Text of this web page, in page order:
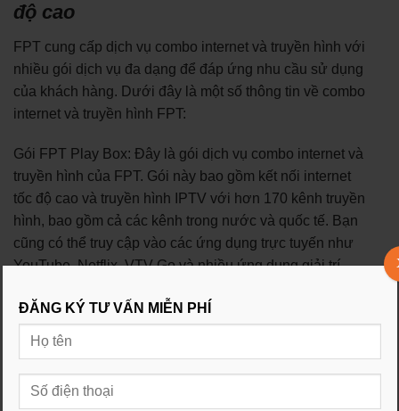
độ cao
FPT cung cấp dịch vụ combo internet và truyền hình với
nhiều gói dịch vụ đa dạng để đáp ứng nhu cầu sử dụng
của khách hàng. Dưới đây là một số thông tin về combo
internet và truyền hình FPT:
Gói FPT Play Box: Đây là gói dịch vụ combo internet và
truyền hình của FPT. Gói này bao gồm kết nối internet
tốc độ cao và truyền hình IPTV với hơn 170 kênh truyền
hình, bao gồm cả các kênh trong nước và quốc tế. Bạn
cũng có thể truy cập vào các ứng dụng trực tuyến như
YouTube, Netflix, VTV Go và nhiều ứng dụng giải trí
Gói FPT Play Box Plus: Gói dịch vụ này cung cấp tốc độ
internet nhanh và truyền hình IPTV với hơn 170 kênh
truyền hình. Gói này bổ sung thêm các tính năng như ghi
lại chương trình, xem lại các chương trình đã phát sóng
ĐĂNG KÝ TƯ VẤN MIỄN PHÍ